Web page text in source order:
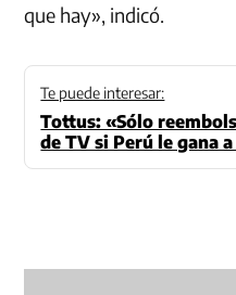
que hay», indicó.
Te puede interesar:
Tottus: «Sólo
de TV si Perú le gana